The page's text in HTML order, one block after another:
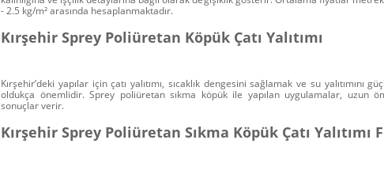
- 2.5 kg/m² arasında hesaplanmaktadır.
Kırşehir Sprey Poliüretan Köpük Çatı Yalıtımı
Kırşehir’deki yapılar için çatı yalıtımı, sıcaklık dengesini sağlamak ve su yalıtımını
oldukça önemlidir. Sprey poliüretan sıkma köpük ile yapılan uygulamalar, uzun
sonuçlar verir.
Kırşehir Sprey Poliüretan Sıkma Köpük Çatı Yalıtımı